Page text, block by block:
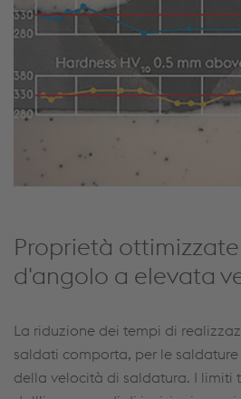
Proprietà
d'angolo a elevata
La riduzione dei tempi di
saldati comporta, per le
della velocità di saldatura. I limiti